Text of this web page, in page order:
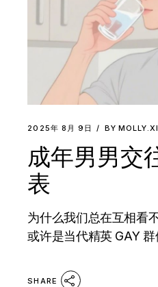
2025年 8月 9日 BY
成年男男交
表
为什么我们总在互相看
或许是当代精英 GAY 群
SHARE